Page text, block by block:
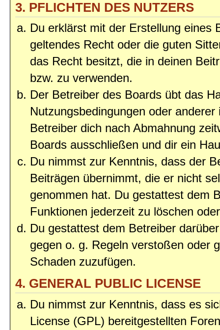
3. PFLICHTEN DES NUTZERS
Du erklärst mit der Erstellung eines
geltendes Recht oder die guten
das Recht besitzt, die in deinen
bzw. zu verwenden.
Der Betreiber des Boards übt das
Nutzungsbedingungen oder
Betreiber dich nach Abmahnung
Boards ausschließen und dir ein
Du nimmst zur Kenntnis, dass der
Beiträgen übernimmt, die er nicht
genommen hat. Du gestattest dem
Funktionen jederzeit zu löschen
Du gestattest dem Betreiber
gegen o. g. Regeln verstoßen oder
Schaden zuzufügen.
4. GENERAL PUBLIC LICENSE
Du nimmst zur Kenntnis, dass es
License (GPL) bereitgestellten